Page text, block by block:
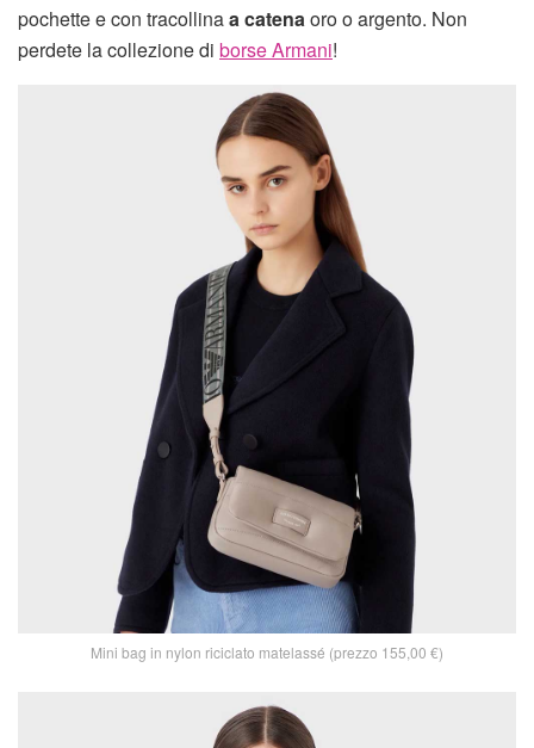
pochette e con tracollinaa catenaoro o argento. Non
perdete la collezione di borse Armani!
Mini bag in nylon riciclato matelassé (prezzo 155,00 €)